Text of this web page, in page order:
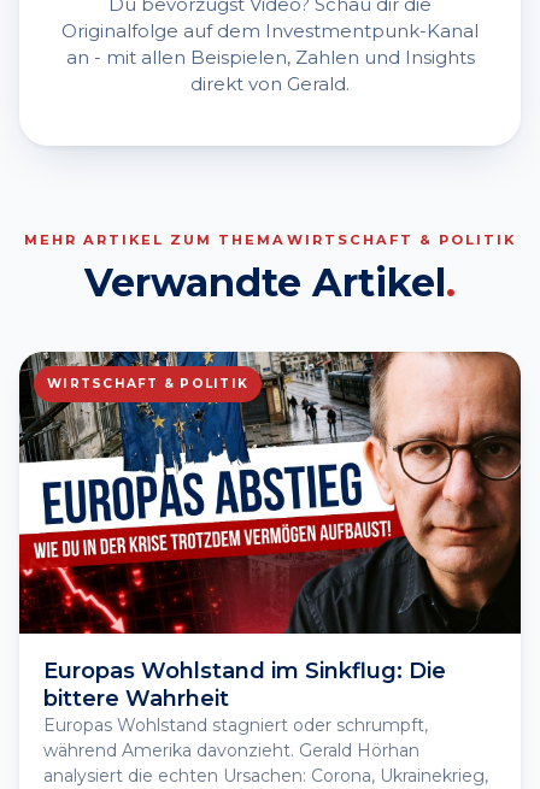
Originalfolge auf dem Investmentpunk-Kanal
an - mit allen Beispielen, Zahlen und Insights
direkt von Gerald.
MEHR ARTIKEL ZUM THEMA WIRTSCHAFT & POLITIK
Verwandte Artikel.
WIRTSCHAFT & POLITIK
Europas Wohlstand im Sinkflug: Die
bittere Wahrheit
Europas Wohlstand stagniert oder schrumpft,
während Amerika davonzieht. Gerald Hörhan
analysiert die echten Ursachen: Corona, Ukrainekrieg,